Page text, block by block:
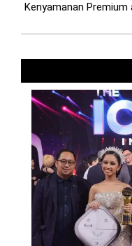
Kenyamanan Premium